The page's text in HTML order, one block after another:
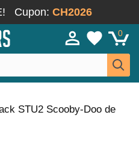
Cupon: CH2026
0
STU2 Scooby-Doo de